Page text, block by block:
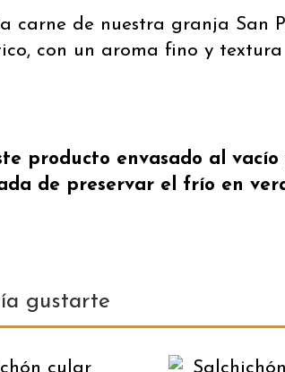
carne de nuestra granja San
con un aroma fino y
producto envasado al
de preservar el frío en
gustarte